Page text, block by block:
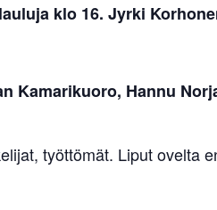
klo 16. Jyrki
Kamarikuoro, Hannu
työttömät. Liput ovelta